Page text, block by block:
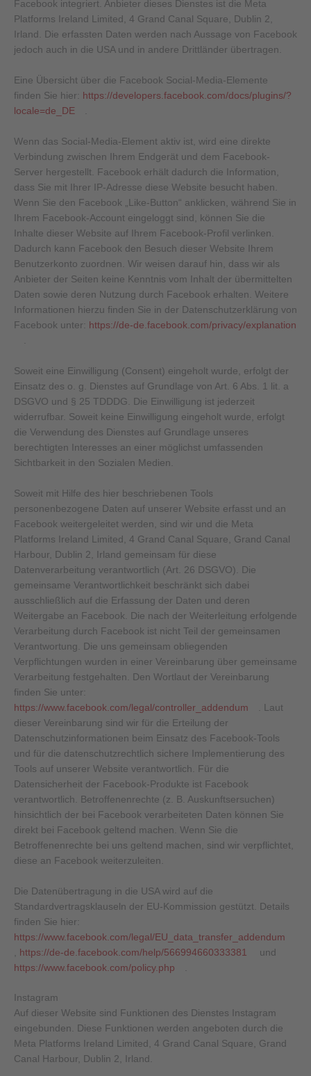
Facebook integriert. Anbieter dieses Dienstes ist die Meta
Platforms Ireland Limited, 4 Grand Canal Square, Dublin 2,
Irland. Die erfassten Daten werden nach Aussage von Facebook
jedoch auch in die USA und in andere Drittländer übertragen.
Eine Übersicht über die Facebook Social-Media-Elemente
finden Sie hier: https://developers.facebook.com/docs/plugins/?
locale=de_DE
.
Wenn das Social-Media-Element aktiv ist, wird eine direkte
Verbindung zwischen Ihrem Endgerät und dem Facebook-
Server hergestellt. Facebook erhält dadurch die Information,
dass Sie mit Ihrer IP-Adresse diese Website besucht haben.
Wenn Sie den Facebook „Like-Button“ anklicken, während Sie in
Ihrem Facebook-Account eingeloggt sind, können Sie die
Inhalte dieser Website auf Ihrem Facebook-Profil verlinken.
Dadurch kann Facebook den Besuch dieser Website Ihrem
Benutzerkonto zuordnen. Wir weisen darauf hin, dass wir als
Anbieter der Seiten keine Kenntnis vom Inhalt der übermittelten
Daten sowie deren Nutzung durch Facebook erhalten. Weitere
Informationen hierzu finden Sie in der Datenschutzerklärung von
Facebook unter: https://de-de.facebook.com/privacy/explanation
Soweit eine Einwilligung (Consent) eingeholt wurde, erfolgt der
Einsatz des o. g. Dienstes auf Grundlage von Art. 6 Abs. 1 lit. a
DSGVO und § 25 TDDDG. Die Einwilligung ist jederzeit
widerrufbar. Soweit keine Einwilligung eingeholt wurde, erfolgt
die Verwendung des Dienstes auf Grundlage unseres
berechtigten Interesses an einer möglichst umfassenden
Sichtbarkeit in den Sozialen Medien.
Soweit mit Hilfe des hier beschriebenen Tools
personenbezogene Daten auf unserer Website erfasst und an
Facebook weitergeleitet werden, sind wir und die Meta
Platforms Ireland Limited, 4 Grand Canal Square, Grand Canal
Harbour, Dublin 2, Irland gemeinsam für diese
Datenverarbeitung verantwortlich (Art. 26 DSGVO). Die
gemeinsame Verantwortlichkeit beschränkt sich dabei
ausschließlich auf die Erfassung der Daten und deren
Weitergabe an Facebook. Die nach der Weiterleitung erfolgende
Verarbeitung durch Facebook ist nicht Teil der gemeinsamen
Verantwortung. Die uns gemeinsam obliegenden
Verpflichtungen wurden in einer Vereinbarung über gemeinsame
Verarbeitung festgehalten. Den Wortlaut der Vereinbarung
finden Sie unter:
https://www.facebook.com/legal/controller_addendum
. Laut
dieser Vereinbarung sind wir für die Erteilung der
Datenschutzinformationen beim Einsatz des Facebook-Tools
und für die datenschutzrechtlich sichere Implementierung des
Tools auf unserer Website verantwortlich. Für die
Datensicherheit der Facebook-Produkte ist Facebook
verantwortlich. Betroffenenrechte (z. B. Auskunftsersuchen)
hinsichtlich der bei Facebook verarbeiteten Daten können Sie
direkt bei Facebook geltend machen. Wenn Sie die
Betroffenenrechte bei uns geltend machen, sind wir verpflichtet,
diese an Facebook weiterzuleiten.
Die Datenübertragung in die USA wird auf die
Standardvertragsklauseln der EU-Kommission gestützt. Details
finden Sie hier:
https://www.facebook.com/legal/EU_data_transfer_addendum
https://de-de.facebook.com/help/566994660333381
und
https://www.facebook.com/policy.php
Instagram
Auf dieser Website sind Funktionen des Dienstes Instagram
eingebunden. Diese Funktionen werden angeboten durch die
Meta Platforms Ireland Limited, 4 Grand Canal Square, Grand
Canal Harbour, Dublin 2, Irland.